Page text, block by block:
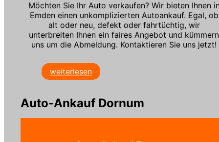
Möchten Sie Ihr Auto verkaufen? Wir bieten Ihnen
Emden einen unkomplizierten Autoankauf. Egal, ob
alt oder neu, defekt oder fahrtüchtig, wir
unterbreiten Ihnen ein faires Angebot und kümmern
uns um die Abmeldung. Kontaktieren Sie uns jetzt!
weiterlesen
Auto-Ankauf Dornum